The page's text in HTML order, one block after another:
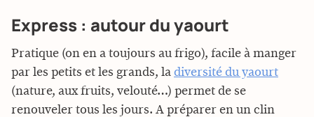
Express : autour du yaourt
Pratique (on en a toujours au frigo), facile à manger
par les petits et les grands, la diversité du yaourt
(nature, aux fruits, velouté…) permet de se
renouveler tous les jours. A préparer en un clin